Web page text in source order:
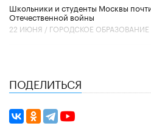
Школьники и студенты Москвы
Отечественной войны
22 ИЮНЯ / ГОРОДСКОЕ ОБРАЗОВАНИЕ
ПОДЕЛИТЬСЯ